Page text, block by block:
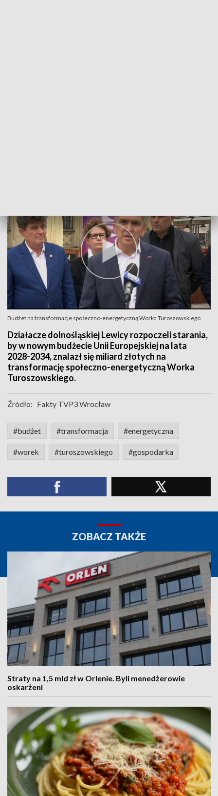
Budżet na transformacje społeczno-energetyczną Worka Turoszowskiego
Działacze dolnośląskiej Lewicy rozpoczeli starania,
by w nowym budżecie Unii Europejskiej na lata
2028-2034, znalazł się miliard złotych na
transformację społeczno-energetyczną Worka
Turoszowskiego.
Źródło: Fakty TVP3 Wrocław
#budżet #transformacja #energetyczna
#worek #turoszowskiego #gospodarka
ZOBACZ TAKŻE
Straty na 1,5 mld zł w Orlenie. Byli menedżerowie
oskarżeni